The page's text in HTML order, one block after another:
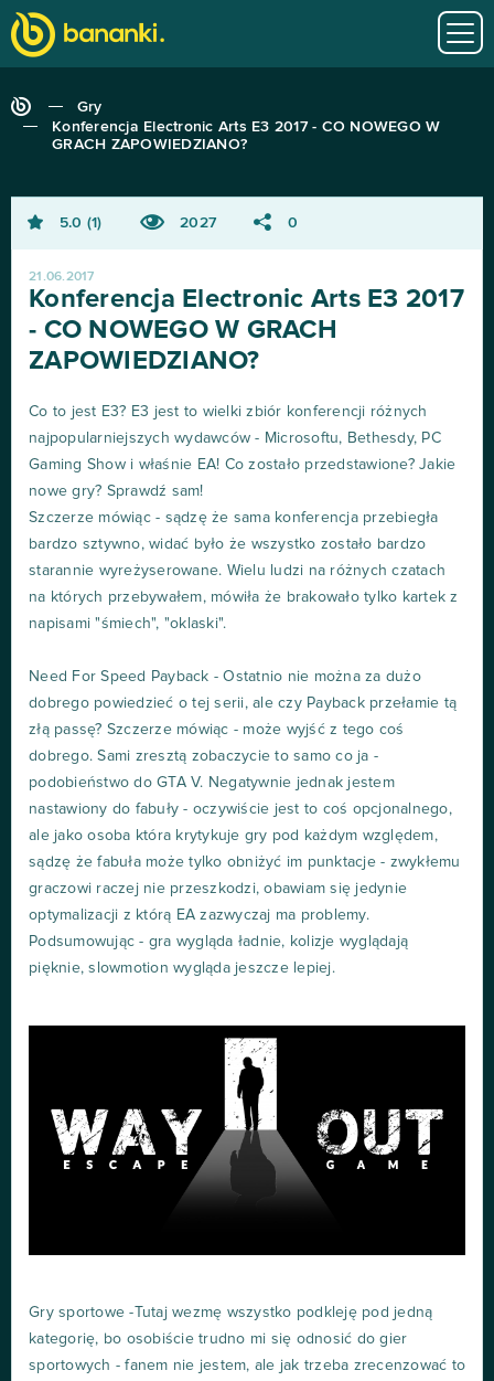
Gry
Konferencja Electronic Arts E3 2017 - CO NOWEGO W
GRACH ZAPOWIEDZIANO?
5.0 1 2027 0
21.06.2017
Konferencja Electronic Arts E3 2017
- CO NOWEGO W GRACH
ZAPOWIEDZIANO?
Co to jest E3? E3 jest to wielki zbiór konferencji różnych
najpopularniejszych wydawców - Microsoftu, Bethesdy, PC
Gaming Show i właśnie EA! Co zostało przedstawione? Jakie
nowe gry? Sprawdź sam!
Szczerze mówiąc - sądzę że sama konferencja przebiegła
bardzo sztywno, widać było że wszystko zostało bardzo
starannie wyreżyserowane. Wielu ludzi na różnych czatach
na których przebywałem, mówiła że brakowało tylko kartek z
napisami "śmiech", "oklaski".
Need For Speed Payback - Ostatnio nie można za dużo
dobrego powiedzieć o tej serii, ale czy Payback przełamie tą
złą passę? Szczerze mówiąc - może wyjść z tego coś
dobrego. Sami zresztą zobaczycie to samo co ja -
podobieństwo do GTA V. Negatywnie jednak jestem
nastawiony do fabuły - oczywiście jest to coś opcjonalnego,
ale jako osoba która krytykuje gry pod każdym względem,
sądzę że fabuła może tylko obniżyć im punktacje - zwykłemu
graczowi raczej nie przeszkodzi, obawiam się jedynie
optymalizacji z którą EA zazwyczaj ma problemy.
Podsumowując - gra wygląda ładnie, kolizje wyglądają
pięknie, slowmotion wygląda jeszcze lepiej.
Gry sportowe -Tutaj wezmę wszystko podkleję pod jedną
kategorię, bo osobiście trudno mi się odnosić do gier
sportowych - fanem nie jestem, ale jak trzeba zrecenzować to